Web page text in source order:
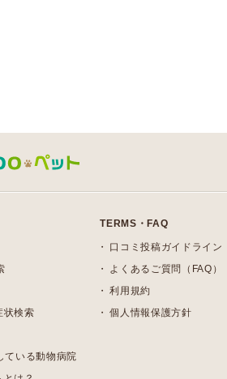
状検索
ている動物病院
TERMS・FAQ
口コミ投稿ガイドライン
よくあるご質問（FAQ）
利用規約
個人情報保護方針